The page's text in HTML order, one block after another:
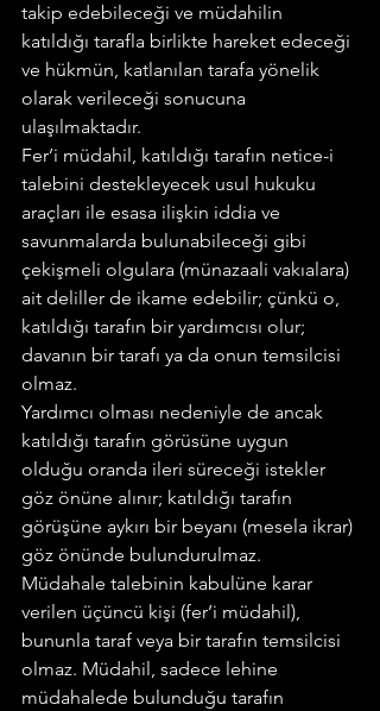
takip edebileceği ve müdahilin
katıldığı tarafla birlikte hareket edeceği
ve hükmün, katlanılan tarafa yönelik
olarak verileceği sonucuna
ulaşılmaktadır.
Fer’i müdahil, katıldığı tarafın netice-i
talebini destekleyecek usul hukuku
araçları ile esasa ilişkin iddia ve
savunmalarda bulunabileceği gibi
çekişmeli olgulara (münazaali vakıalara)
ait deliller de ikame edebilir; çünkü o,
katıldığı tarafın bir yardımcısı olur;
davanın bir tarafı ya da onun temsilcisi
olmaz.
Yardımcı olması nedeniyle de ancak
katıldığı tarafın görüsüne uygun
olduğu oranda ileri süreceği istekler
göz önüne alınır; katıldığı tarafın
görüşüne aykırı bir beyanı (mesela ikrar)
göz önünde bulundurulmaz.
Müdahale talebinin kabulüne karar
verilen üçüncü kişi (fer’i müdahil),
bununla taraf veya bir tarafın temsilcisi
olmaz. Müdahil, sadece lehine
müdahalede bulunduğu tarafın